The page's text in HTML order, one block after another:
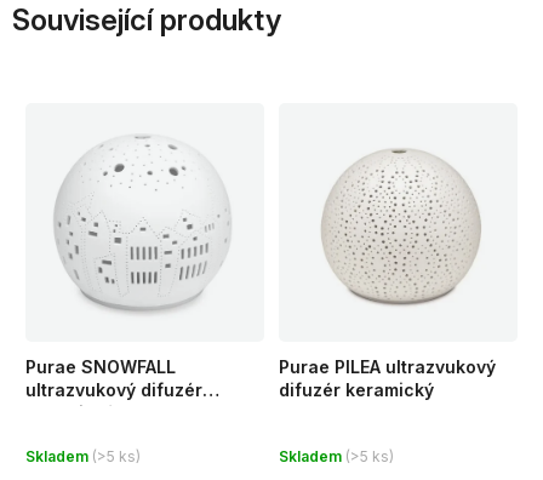
Související produkty
Purae SNOWFALL
ultrazvukový difuzér
keramický
hodnocení
Skladem (>5 ks)
Purae PILEA ultrazvukový
difuzér keramický
hodnocení
Skladem (>5 ks)